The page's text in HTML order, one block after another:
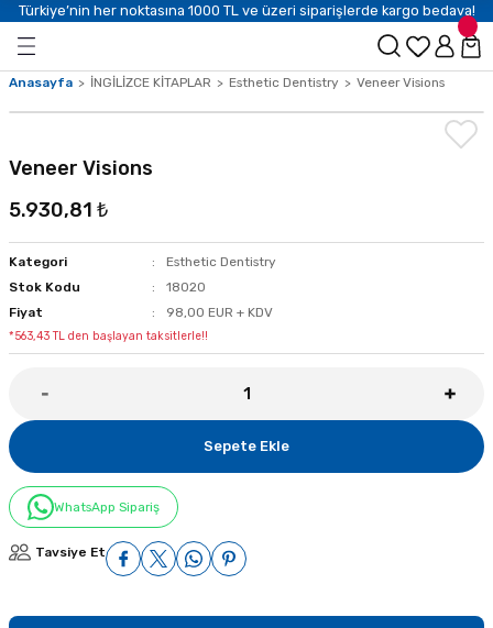
Türkiye’nin her noktasına 1000 TL ve üzeri siparişlerde kargo bedava!
Anasayfa İNGİLİZCE KİTAPLAR Esthetic Dentistry Veneer Visions
Veneer Visions
5.930,81 ₺
Kategori
Esthetic Dentistry
Stok Kodu
18020
Fiyat
98,00 EUR + KDV
*563,43 TL den başlayan taksitlerle!!
Sepete Ekle
WhatsApp Sipariş
Tavsiye Et